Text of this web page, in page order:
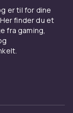
en
og
dem
er til for dine
finder du et
fra gaming,